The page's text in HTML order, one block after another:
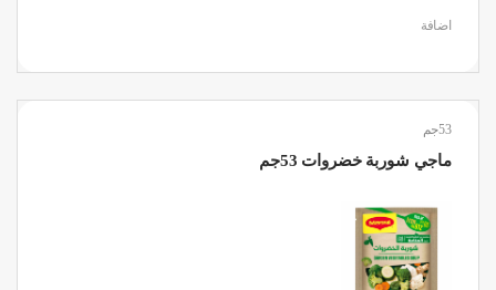
اضافة
53جم
ماجي شوربة خضروات 53جم